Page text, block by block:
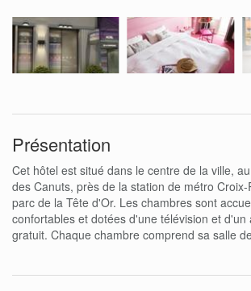
Présentation
Cet hôtel est situé dans le centre de la ville,
des Canuts, près de la station de métro
parc de la Tête d'Or. Les chambres sont
confortables et dotées d'une télévision et d'un
gratuit. Chaque chambre comprend sa salle